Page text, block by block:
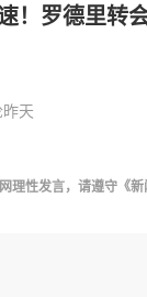
！罗德里转
昨天
理性发言，请遵守 《